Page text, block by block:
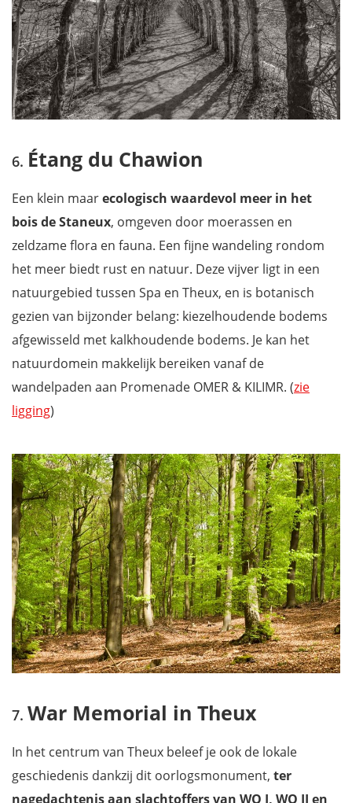
Étang du Chawion
Een klein maarecologisch waardevol meer in het
bois de Staneux, omgeven door moerassen en
zeldzame flora en fauna. Een fijne wandeling rondom
het meer biedt rust en natuur. Deze vijver ligt in een
natuurgebied tussen Spa en Theux, en is botanisch
gezien van bijzonder belang: kiezelhoudende bodems
afgewisseld met kalkhoudende bodems. Je kan het
natuurdomein makkelijk bereiken vanaf de
wandelpaden aan Promenade OMER & KILIMR. (zie
ligging)
War Memorial in Theux
In het centrum van Theux beleef je ook de lokale
geschiedenis dankzij dit oorlogsmonument, ter
nagedachtenis aan slachtoffers van WO I, WO II en